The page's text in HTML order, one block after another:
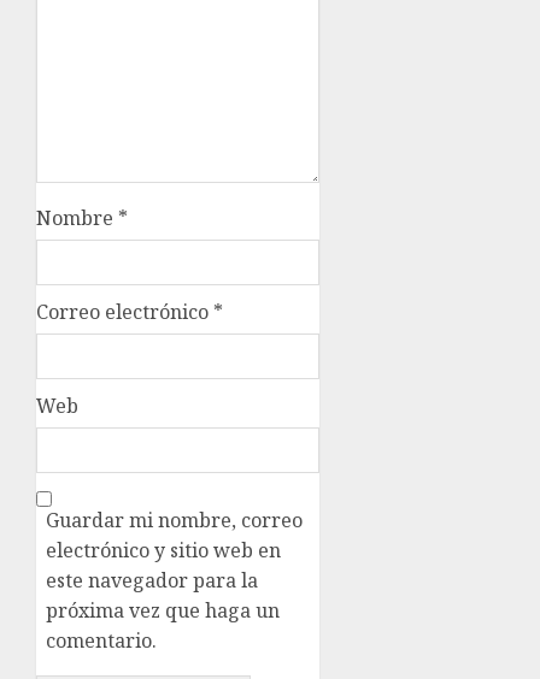
Nombre *
Correo electrónico *
Web
Guardar mi nombre, correo
electrónico y sitio web en
este navegador para la
próxima vez que haga un
comentario.